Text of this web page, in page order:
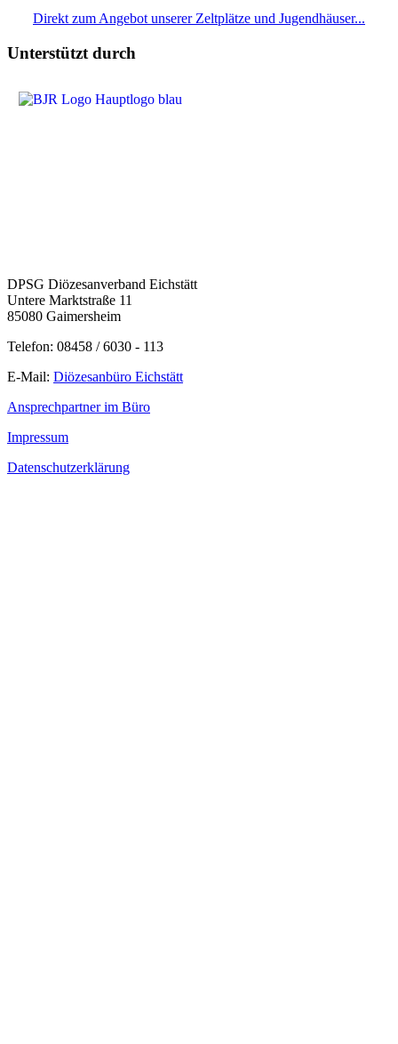
Direkt zum Angebot unserer Zeltplätze und Jugendhäuser...
Unterstützt durch
DPSG Diözesanverband Eichstätt
Untere Marktstraße 11
85080 Gaimersheim
Telefon: 08458 / 6030 - 113
E-Mail: Diözesanbüro Eichstätt
Ansprechpartner im Büro
Impressum
Datenschutzerklärung